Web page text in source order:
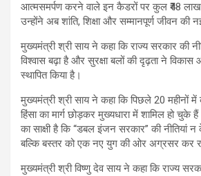
आत्मसमर्पण करने वाले इन कैडरों पर कुल ₹48 लाख
उन्होंने अब शांति, शिक्षा और सम्मानपूर्ण जीवन की
मुख्यमंत्री श्री साय ने कहा कि राज्य सरकार की
विश्वास बढ़ा है और सुरक्षा बलों की दृढ़ता ने विकास
स्थापित किया है।
मुख्यमंत्री श्री साय ने कहा कि पिछले 20 महीनों
हिंसा का मार्ग छोड़कर मुख्यधारा में शामिल हो चुके
का साक्षी है कि “डबल इंजन सरकार” की नीतियां न
बल्कि बस्तर को एक नए युग की ओर अग्रसर कर
मुख्यमंत्री श्री विष्णु देव साय ने कहा कि राज्य